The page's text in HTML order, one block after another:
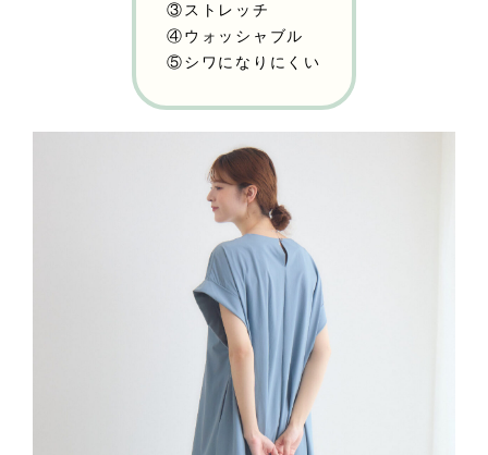
③ストレッチ
④ウォッシャブル
⑤シワになりにくい